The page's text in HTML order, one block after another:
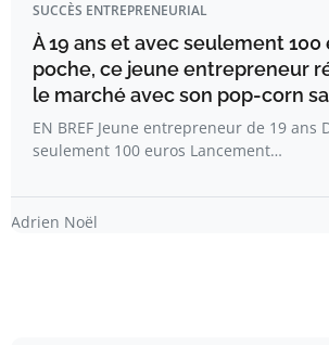
SUCCÈS ENTREPRENEURIAL
À 19 ans et avec seulement 100
poche, ce jeune entrepreneur
le marché avec son pop-corn
EN BREF Jeune entrepreneur de 19 ans
seulement 100 euros Lancement…
Adrien Noël